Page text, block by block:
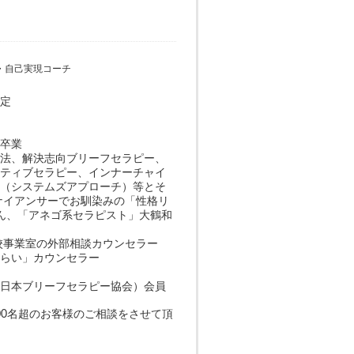
自己実現コーチ
業
、解決志向ブリーフセラピー、
ィブセラピー、インナーチャイ
システムズアプローチ）等とそ
アンサーでお馴染みの「性格リ
、「アネゴ系セラピスト」大鶴和
事業室の外部相談カウンセラー
い」カウンセラー
本ブリーフセラピー協会）会員
名超のお客様のご相談をさせて頂